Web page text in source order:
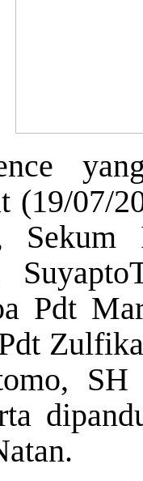
(19/07/
Pdt